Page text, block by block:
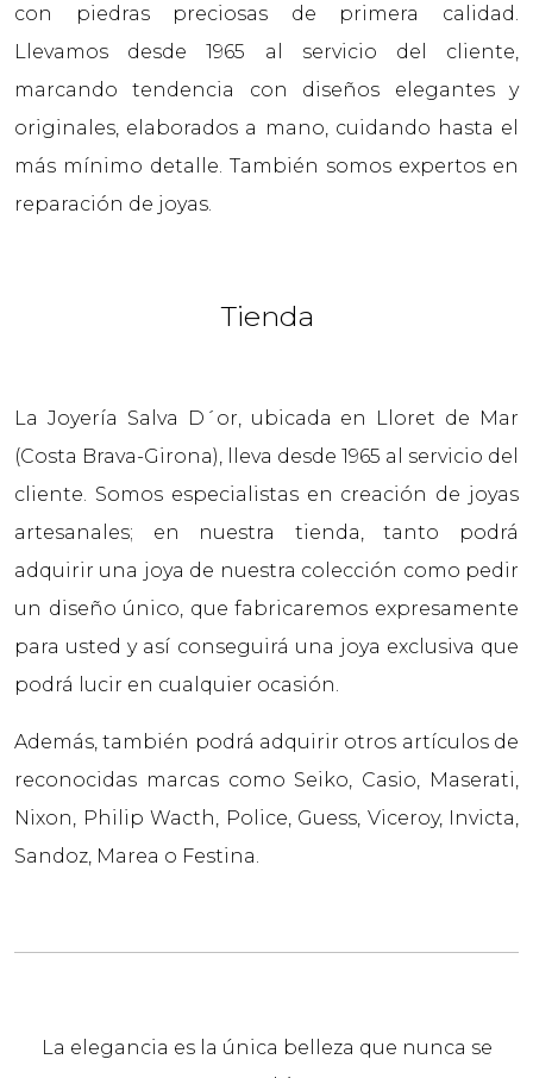
con piedras preciosas de primera calidad.
Llevamos desde 1965 al servicio del cliente,
marcando tendencia con diseños elegantes y
originales, elaborados a mano, cuidando hasta el
más mínimo detalle. También somos expertos en
reparación de joyas.
Tienda
La Joyería Salva D´or, ubicada en Lloret de Mar
(Costa Brava-Girona), lleva desde 1965 al servicio del
cliente. Somos especialistas en creación de joyas
artesanales; en nuestra tienda, tanto podrá
adquirir una joya de nuestra colección como pedir
un diseño único, que fabricaremos expresamente
para usted y así conseguirá una joya exclusiva que
podrá lucir en cualquier ocasión.
Además, también podrá adquirir otros artículos de
reconocidas marcas como Seiko, Casio, Maserati,
Nixon, Philip Wacth, Police, Guess, Viceroy, Invicta,
Sandoz, Marea o Festina.
La elegancia es la única belleza que nunca se